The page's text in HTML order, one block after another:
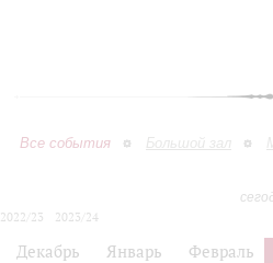
Все события Большой зал
2022/23
2023/24
Декабрь Январь Февраль